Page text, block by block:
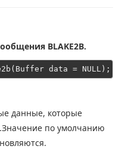
BLAKE2B.
данные, которые
по умолчанию